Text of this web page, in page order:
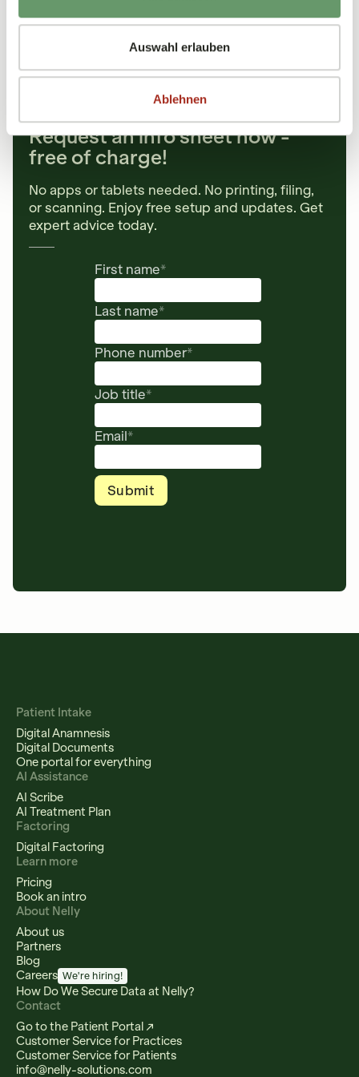
Auswahl erlauben
Ablehnen
Request an info sheet now -
free of charge!
No apps or tablets needed. No printing, filing,
or scanning. Enjoy free setup and updates. Get
expert advice today.
First name*
Last name*
Phone number*
Job title*
Email*
Patient Intake
Digital Anamnesis
Digital Documents
One portal for everything
AI Assistance
AI Scribe
AI Treatment Plan
Factoring
Digital Factoring
Learn more
Pricing
Book an intro
About Nelly
About us
Partners
Blog
Careers We're hiring!
How Do We Secure Data at Nelly?
Contact
Go to the Patient Portal ↗
Customer Service for Practices
Customer Service for Patients
info@nelly-solutions.com